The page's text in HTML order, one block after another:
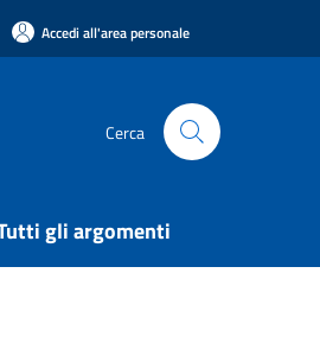
Accedi all'area personale
Cerca
gli argomenti